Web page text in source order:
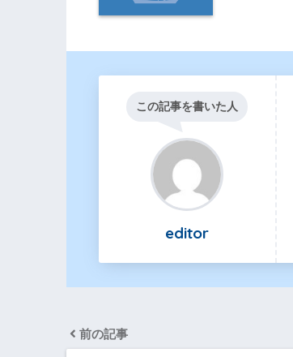
この記事を書いた人
editor
前の記事